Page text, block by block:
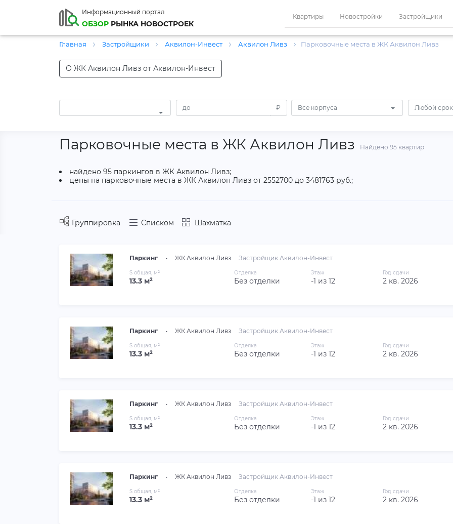
Информационный портал
ОБЗОР РЫНКА НОВОСТРОЕК
Квартиры Новостройки Застройщики
Главная Застройщики Аквилон-Инвест Аквилон Ливз Парковочные места в ЖК Аквилон Ливз
О ЖК Аквилон Ливз от Аквилон-Инвест
₽ Все корпуса Любой срок
Парковочные места в ЖК Аквилон Ливз Найдено 95 квартир
найдено 95 паркингов в ЖК Аквилон Ливз;
цены на парковочные места в ЖК Аквилон Ливз от 2552700 до 3481763 руб.;
Группировка Списком Шахматка
Паркинг • ЖК Аквилон Ливз Застройщик Аквилон-Инвест
S общая, м²
13.3 м²
Отделка
Без отделки
Этаж
-1 из 12
Год сдачи
2 кв. 2026
Паркинг • ЖК Аквилон Ливз Застройщик Аквилон-Инвест
S общая, м²
13.3 м²
Отделка
Без отделки
Этаж
-1 из 12
Год сдачи
2 кв. 2026
Паркинг • ЖК Аквилон Ливз Застройщик Аквилон-Инвест
S общая, м²
13.3 м²
Отделка
Без отделки
Этаж
-1 из 12
Год сдачи
2 кв. 2026
Паркинг • ЖК Аквилон Ливз Застройщик Аквилон-Инвест
S общая, м²
13.3 м²
Отделка
Без отделки
Этаж
-1 из 12
Год сдачи
2 кв. 2026